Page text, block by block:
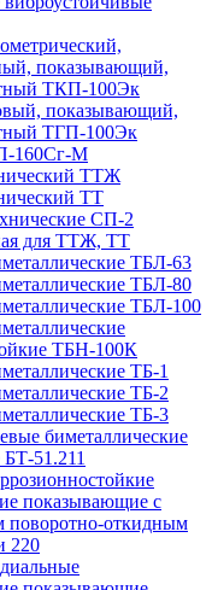
показывающий,
ТКП-100Эк
показывающий,
ТГП-100Эк
160Сг-М
ТТЖ
ТТ
СП-2
для ТТЖ, ТТ
ТБЛ-63
ТБЛ-80
ТБЛ-100
ТБН-100К
ТБ-1
ТБ-2
ТБ-3
биметаллические
51.211
показывающие с
поворотно-откидным
220